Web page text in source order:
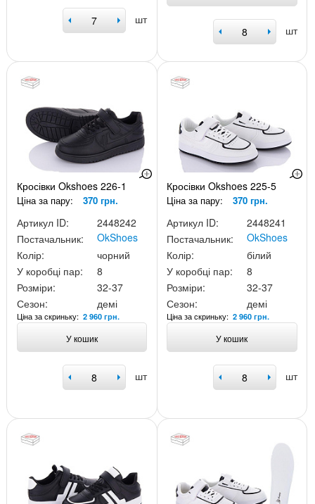
шт
шт
Кросівки Okshoes 226-1
Ціна за пару: 370 грн.
Артикул ID:
2448242
Постачальник:
OkShoes
Колір:
чорний
У коробці пар:
8
Розміри:
32-37
Сезон:
демі
Ціна за скриньку: 2 960 грн.
У кошик
шт
Кросівки Okshoes 225-5
Ціна за пару: 370 грн.
Артикул ID:
2448241
Постачальник:
OkShoes
Колір:
білий
У коробці пар:
8
Розміри:
32-37
Сезон:
демі
Ціна за скриньку:2 960 грн.
У кошик
шт